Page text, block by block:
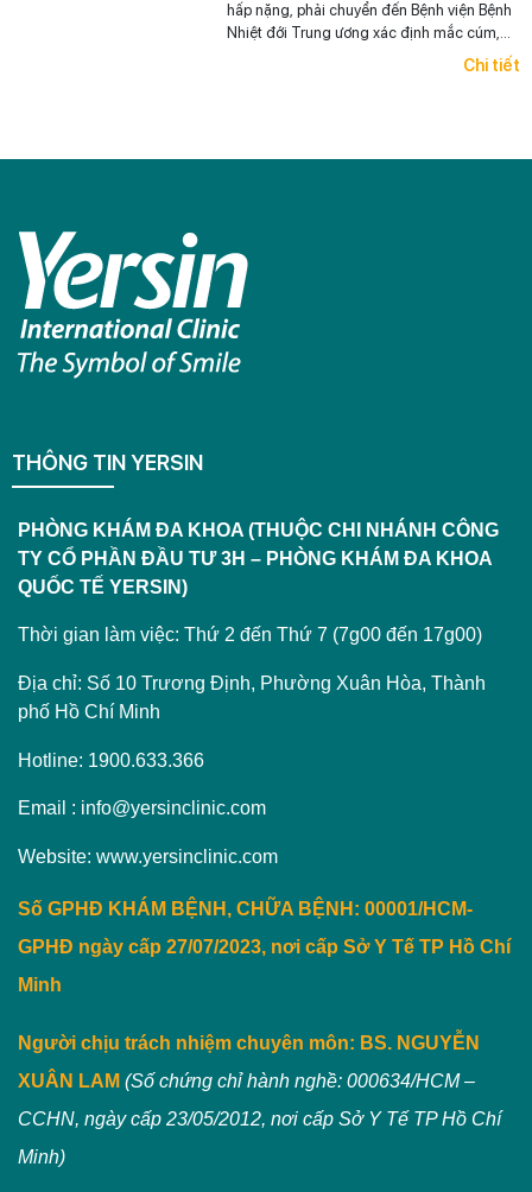
hấp nặng, phải chuyển đến Bệnh viện Bệnh
Nhiệt đới Trung ương xác định mắc cúm,
Chi tiết
THÔNG TIN YERSIN
PHÒNG KHÁM ĐA KHOA (THUỘC CHI NHÁNH CÔNG
TY CỔ PHẦN ĐẦU TƯ 3H – PHÒNG KHÁM ĐA KHOA
QUỐC TẾ YERSIN)
Thời gian làm việc: Thứ 2 đến Thứ 7 (7g00 đến 17g00)
Địa chỉ: Số 10 Trương Định, Phường Xuân Hòa, Thành
phố Hồ Chí Minh
Hotline: 1900.633.366
Email : info@yersinclinic.com
Website: www.yersinclinic.com
Số GPHĐ KHÁM BỆNH, CHỮA BỆNH: 00001/HCM-
GPHĐ ngày cấp 27/07/2023, nơi cấp Sở Y Tế TP Hồ Chí
Minh
Người chịu trách nhiệm chuyên môn: BS. NGUYỄN
XUÂN LAM (Số chứng chỉ hành nghề: 000634/HCM –
CCHN, ngày cấp 23/05/2012, nơi cấp Sở Y Tế TP Hồ Chí
Minh)